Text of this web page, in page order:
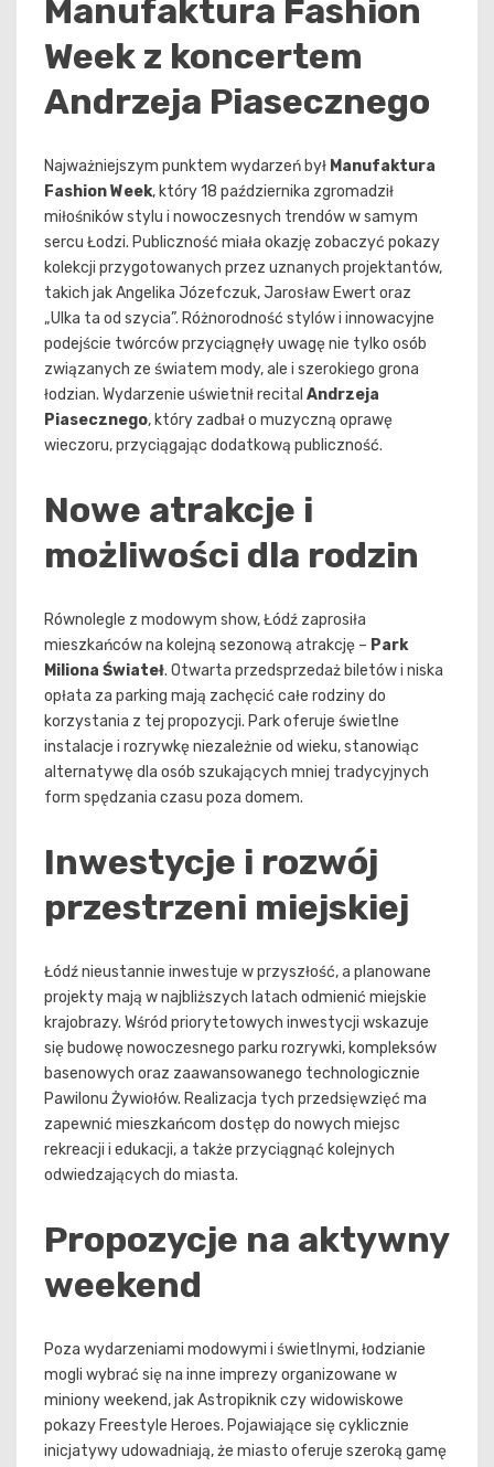
Manufaktura Fashion
Week z koncertem
Andrzeja Piasecznego
Najważniejszym punktem wydarzeń był Manufaktura
Fashion Week, który 18 października zgromadził
miłośników stylu i nowoczesnych trendów w samym
sercu Łodzi. Publiczność miała okazję zobaczyć pokazy
kolekcji przygotowanych przez uznanych projektantów,
takich jak Angelika Józefczuk, Jarosław Ewert oraz
„Ulka ta od szycia”. Różnorodność stylów i innowacyjne
podejście twórców przyciągnęły uwagę nie tylko osób
związanych ze światem mody, ale i szerokiego grona
łodzian. Wydarzenie uświetnił recital Andrzeja
Piasecznego, który zadbał o muzyczną oprawę
wieczoru, przyciągając dodatkową publiczność.
Nowe atrakcje i
możliwości dla rodzin
Równolegle z modowym show, Łódź zaprosiła
mieszkańców na kolejną sezonową atrakcję – Park
Miliona Świateł. Otwarta przedsprzedaż biletów i niska
opłata za parking mają zachęcić całe rodziny do
korzystania z tej propozycji. Park oferuje świetlne
instalacje i rozrywkę niezależnie od wieku, stanowiąc
alternatywę dla osób szukających mniej tradycyjnych
form spędzania czasu poza domem.
Inwestycje i rozwój
przestrzeni miejskiej
Łódź nieustannie inwestuje w przyszłość, a planowane
projekty mają w najbliższych latach odmienić miejskie
krajobrazy. Wśród priorytetowych inwestycji wskazuje
się budowę nowoczesnego parku rozrywki, kompleksów
basenowych oraz zaawansowanego technologicznie
Pawilonu Żywiołów. Realizacja tych przedsięwzięć ma
zapewnić mieszkańcom dostęp do nowych miejsc
rekreacji i edukacji, a także przyciągnąć kolejnych
odwiedzających do miasta.
Propozycje na aktywny
weekend
Poza wydarzeniami modowymi i świetlnymi, łodzianie
mogli wybrać się na inne imprezy organizowane w
miniony weekend, jak Astropiknik czy widowiskowe
pokazy Freestyle Heroes. Pojawiające się cyklicznie
inicjatywy udowadniają, że miasto oferuje szeroką gamę